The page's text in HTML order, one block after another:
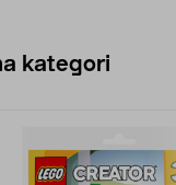
kategori